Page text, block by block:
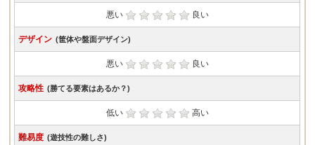
悪い 良い
デザイン (筐体や盤面デザイン)
悪い 良い
攻略性 (勝てる要素はあるか？)
低い 高い
難易度 (遊技性の難しさ)